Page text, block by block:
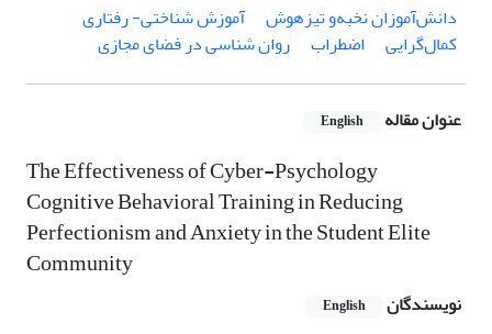
دانش‌آموزان نخبه‌و تیزهوش
آموزش شناختی- رفتاری
کمال‌گرایی
اضطراب روان شناسی در فضای مجازی
عنوان مقاله English
The Effectiveness of Cyber-Psychology
Cognitive Behavioral Training in Reducing
Perfectionism and Anxiety in the Student Elite
Community
نویسندگان English